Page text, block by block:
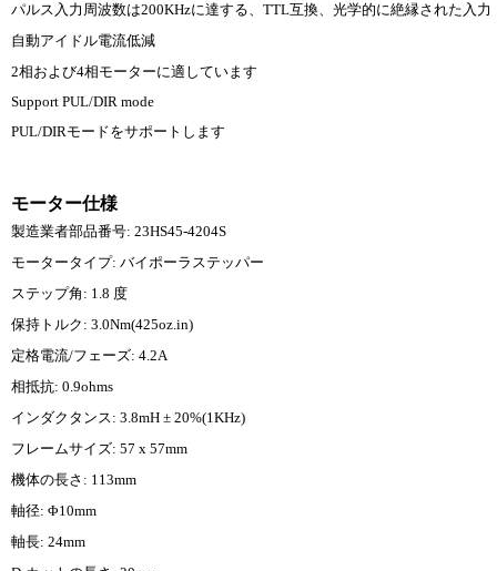
パルス入力周波数は200KHzに達する、TTL互換、光学的に絶縁された入力
自動アイドル電流低減
2相および4相モーターに適しています
Support PUL/DIR mode
PUL/DIRモードをサポートします
モーター仕様
製造業者部品番号: 23HS45-4204S
モータータイプ: バイポーラステッパー
ステップ角: 1.8 度
保持トルク: 3.0Nm(425oz.in)
定格電流/フェーズ: 4.2A
相抵抗: 0.9ohms
インダクタンス: 3.8mH ± 20%(1KHz)
フレームサイズ: 57 x 57mm
機体の長さ: 113mm
軸径: Φ10mm
軸長: 24mm